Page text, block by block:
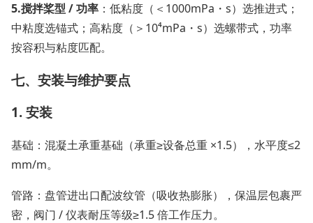
5.搅拌桨型 / 功率 ：低粘度（＜1000mPa・s）选推进式；
中粘度选锚式；高粘度（＞10⁴mPa・s）选螺带式，功率
按容积与粘度匹配。
七、安装与维护要点
1. 安装
基础：混凝土承重基础（承重≥设备总重 ×1.5），水平度≤2
mm/m。
管路：盘管进出口配波纹管（吸收热膨胀），保温层包裹严
密，阀门 / 仪表耐压等级≥1.5 倍工作压力。